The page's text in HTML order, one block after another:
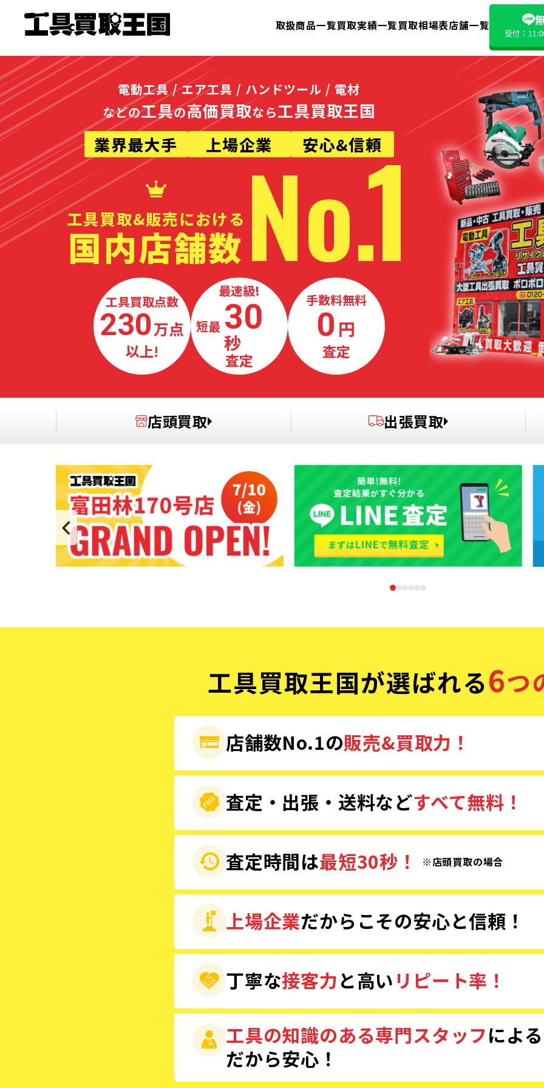
取扱商品一覧買取実績一覧買取相場表店舗一覧
受付：
電動工具 / エア工具 / ハンドツール / 電材
などの工具の高価買取なら工具買取王国
業界最大手
上場企業 安心&信頼
工具買取&販売における
国内店舗数 No.1
工具買取点数
230万点
以上!
最速級!
最短 30
秒
査定
手数料無料
0 円
査定
店頭買取 出張買取
工具買取王国が選ばれる6つ
店舗数No.1の販売&買取力！
査定・出張・送料などすべて無料！
査定時間は最短30秒！ ※店頭買取の場合
上場企業だからこその安心と信頼！
丁寧な接客力と高いリピート率！
工具の知識のある専門スタッフによ
だから安心！